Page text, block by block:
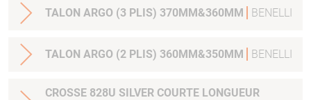
TALON ARGO (3 PLIS) 370MM&360MM BENELLI
TALON ARGO (2 PLIS) 360MM&350MM BENELLI
CROSSE 828U SILVER COURTE LONGUEUR